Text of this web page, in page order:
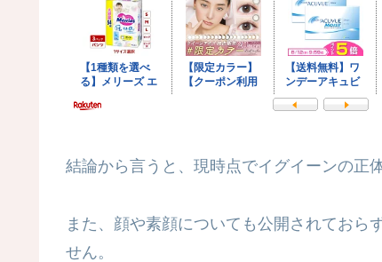
結論から言うと、現時点でイグイーンの正
また、顔や素顔についても公開されておら
せん。